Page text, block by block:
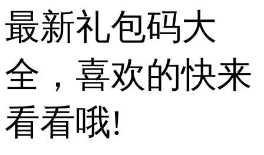
最新礼包码大
全，喜欢的快来
看看哦!